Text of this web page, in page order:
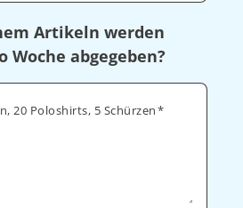
Artikeln werden
abgegeben?
20 Poloshirts, 5 Schürzen